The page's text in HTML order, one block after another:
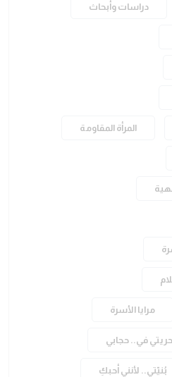
دراسات وأبحاث
المرأة المقاومة
مرايا الأسرة
حريتي في.. حجابي
بُنيّتي.. لأنني أحبكِ